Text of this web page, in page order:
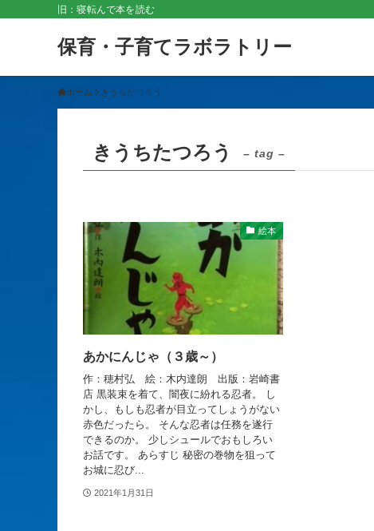
旧：寝転んで本を読む
保育・子育てラボラトリー
ホーム きうちたつろう
きうちたつろう – tag –
絵本
あかにんじゃ（３歳～）
作：穂村弘 絵：木内達朗 出版：岩崎書
店 黒装束を着て、闇夜に紛れる忍者。 し
かし、もしも忍者が目立ってしょうがない
赤色だったら。 そんな忍者は任務を遂行
できるのか。 少しシュールでおもしろい
お話です。 あらすじ 秘密の巻物を狙って
お城に忍び...
2021年1月31日